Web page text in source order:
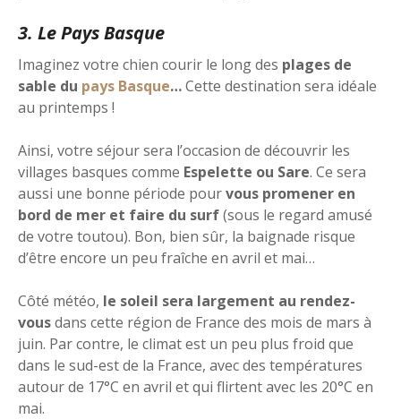
3. Le Pays Basque
Imaginez votre chien courir le long des plages de
sable du pays Basque…Cette destination sera idéale
au printemps !
Ainsi, votre séjour sera l’occasion de découvrir les
villages basques comme Espelette ou Sare. Ce sera
aussi une bonne période pourvous promener en
bord de mer et faire du surf(sous le regard amusé
de votre toutou). Bon, bien sûr, la baignade risque
d’être encore un peu fraîche en avril et mai…
Côté météo, le soleil sera largement au rendez-
vousdans cette région de France des mois de mars à
juin. Par contre, le climat est un peu plus froid que
dans le sud-est de la France, avec des températures
autour de 17°C en avril et qui flirtent avec les 20°C en
mai.